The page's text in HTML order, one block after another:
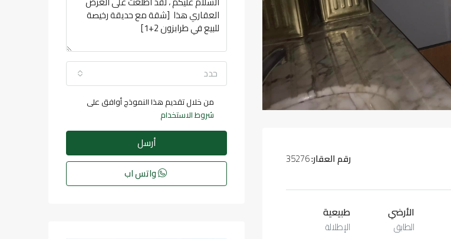
رقم العقار:
الأرضي
الطابق
طبيعية
الإطلالة
حدد
من خلال تقديم هذا النموذج أوافق على
شروط الاستخدام
أرسل
واتس اب